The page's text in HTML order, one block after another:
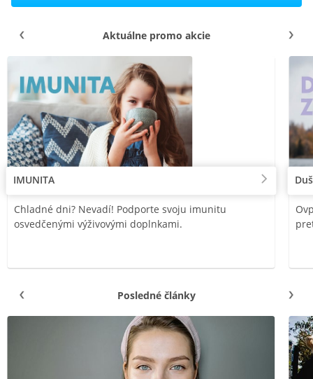
Aktuálne promo akcie
IMUNITA
Chladné dni? Nevadí! Podporte svoju imunitu
osvedčenými výživovými doplnkami.
Posledné články